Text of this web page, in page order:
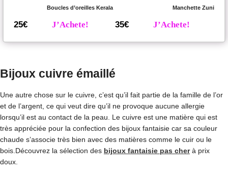
Boucles d’oreilles Kerala
25€ J’Achete!
Manchette Zuni
35€ J’Achete!
Bijoux cuivre émaillé
Une autre chose sur le cuivre, c’est qu’il fait partie de la famille de l’or
et de l’argent, ce qui veut dire qu’il ne provoque aucune allergie
lorsqu’il est au contact de la peau. Le cuivre est une matière qui est
très appréciée pour la confection des bijoux fantaisie car sa couleur
chaude s’associe très bien avec des matières comme le cuir ou le
bois.Découvrez la sélection des bijoux fantaisie pas cherà prix
doux.